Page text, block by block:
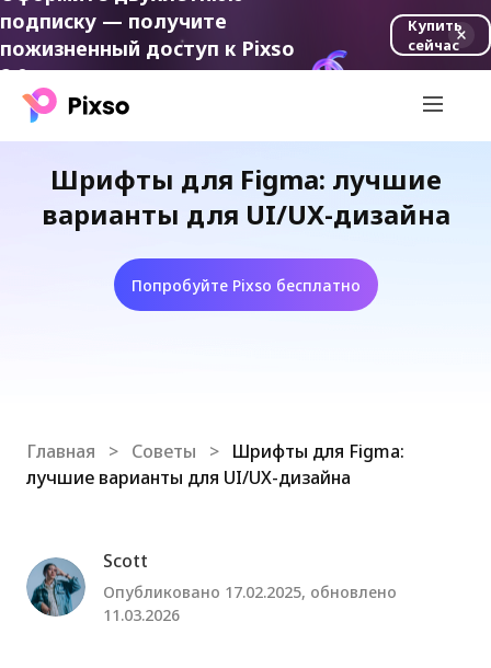
подписку — получите
пожизненный доступ к Pixso
2.0.
Купить
сейчас
Шрифты для Figma: лучшие
варианты для UI/UX-дизайна
Попробуйте Pixso бесплатно
Главная > Советы > Шрифты для Figma:
лучшие варианты для UI/UX-дизайна
Scott
Опубликовано 17.02.2025, обновлено
11.03.2026